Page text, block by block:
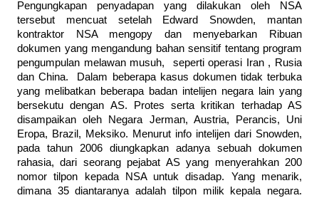
Pengungkapan penyadapan yang dilakukan oleh NSA
tersebut mencuat setelah Edward Snowden, mantan
kontraktor NSA mengopy dan menyebarkan Ribuan
dokumen yang mengandung bahan sensitif tentang program
pengumpulan melawan musuh, seperti operasi Iran , Rusia
dan China. Dalam beberapa kasus dokumen tidak terbuka
yang melibatkan beberapa badan intelijen negara lain yang
bersekutu dengan AS. Protes serta kritikan terhadap AS
disampaikan oleh Negara Jerman, Austria, Perancis, Uni
Eropa, Brazil, Meksiko. Menurut info intelijen dari Snowden,
pada tahun 2006 diungkapkan adanya sebuah dokumen
rahasia, dari seorang pejabat AS yang menyerahkan 200
nomor tilpon kepada NSA untuk disadap. Yang menarik,
dimana 35 diantaranya adalah tilpon milik kepala negara.